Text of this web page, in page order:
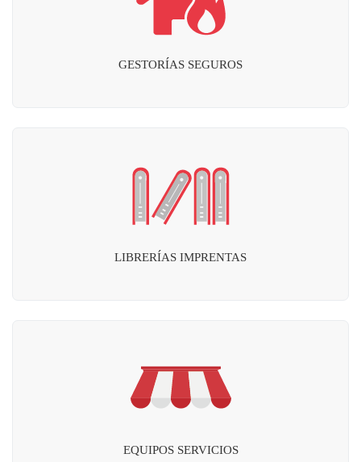
GESTORÍAS SEGUROS
LIBRERÍAS IMPRENTAS
EQUIPOS SERVICIOS